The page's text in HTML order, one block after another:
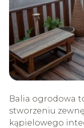
Balia ogrodowa
stworzeniu
kąpielowego